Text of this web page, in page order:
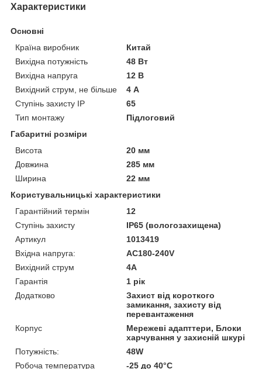
Характеристики
Основні
Країна виробник
Китай
Вихідна потужність
48 Вт
Вихідна напруга
12 В
Вихідний струм, не більше
4 А
Ступінь захисту IP
65
Тип монтажу
Підлоговий
Габаритні розміри
Висота
20 мм
Довжина
285 мм
Ширина
22 мм
Користувальницькі характеристики
Гарантійний термін
12
Ступінь захисту
IP65 (вологозахищена)
Артикул
1013419
Вхідна напруга:
AC180-240V
Вихідний струм
4A
Гарантія
1 рік
Додатково
Захист від короткого
замикання, захисту від
перевантаження
Корпус
Мережеві адапттери, Блоки
харчування у захисній шкурі
Потужність:
48W
Робоча температура
-25 до 40°С